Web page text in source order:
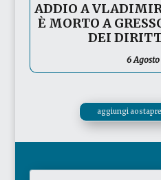
ADDIO A
È MORTO A
DEI
6
aggiungi